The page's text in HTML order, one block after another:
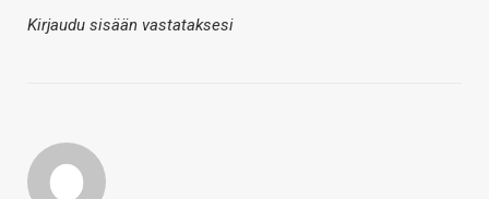
Kirjaudu sisään vastataksesi